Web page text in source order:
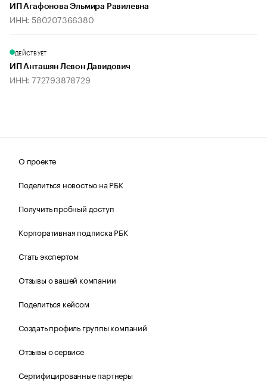
ИП Агафонова Эльмира Равилевна
ИНН: 580207366380
ДЕЙСТВУЕТ
ИП Анташян Левон Давидович
ИНН: 772793878729
О проекте
Поделиться новостью на РБК
Получить пробный доступ
Корпоративная подписка РБК
Стать экспертом
Отзывы о вашей компании
Поделиться кейсом
Создать профиль группы компаний
Отзывы о сервисе
Сертифицированные партнеры